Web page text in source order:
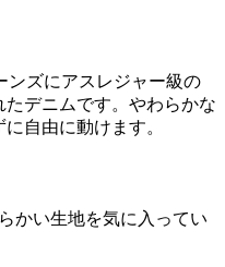
ズにアスレジャー級の
デニムです。やわらかな
自由に動けます。
かい生地を気に入ってい